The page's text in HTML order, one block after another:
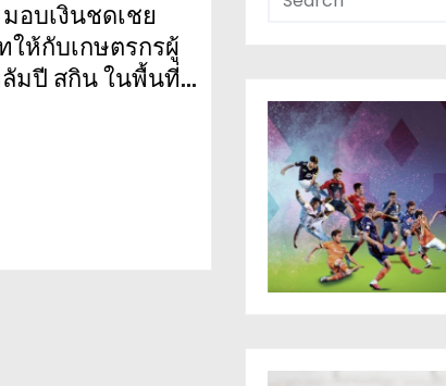
อบเงินชดเชย
ให้กับเกษตรกรผู้
มปี สกิน ในพื้นที่
โครงการ “สาน
ยได้เกษตรกร”